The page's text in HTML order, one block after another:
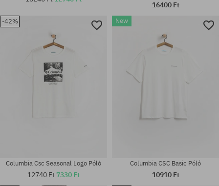
Elérhető méretek:
Elérhető méretek:
16400 Ft
-42%
Columbia Csc Seasonal Logo Póló
12740 Ft 7330 Ft
New
Columbia CSC Basic Póló
10910 Ft